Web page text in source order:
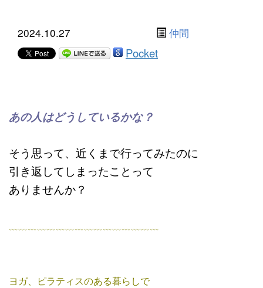
2024.10.27 仲間
Pocket
あの人はどうしているかな？
そう思って、近くまで行ってみたのに
引き返してしまったことって
ありませんか？
﹏﹏﹏﹏﹏﹏﹏﹏﹏﹏﹏﹏﹏﹏﹏﹏
ヨガ、ピラティスのある暮らしで